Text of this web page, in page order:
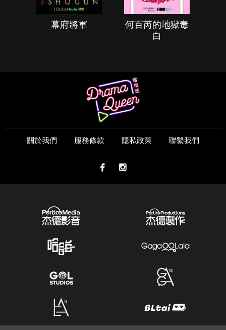
幕府將軍
何百芮的地獄毒
白
關於我們 服務條款 隱私政策 聯繫我們